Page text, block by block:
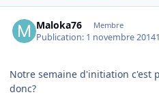
Maloka76 Membre
Publication: 1 novembre 2014
Notre semaine d'initiation c'est
donc?